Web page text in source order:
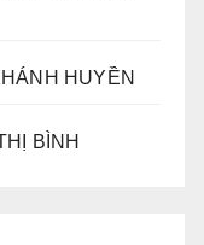
HUYỀN
BÌNH